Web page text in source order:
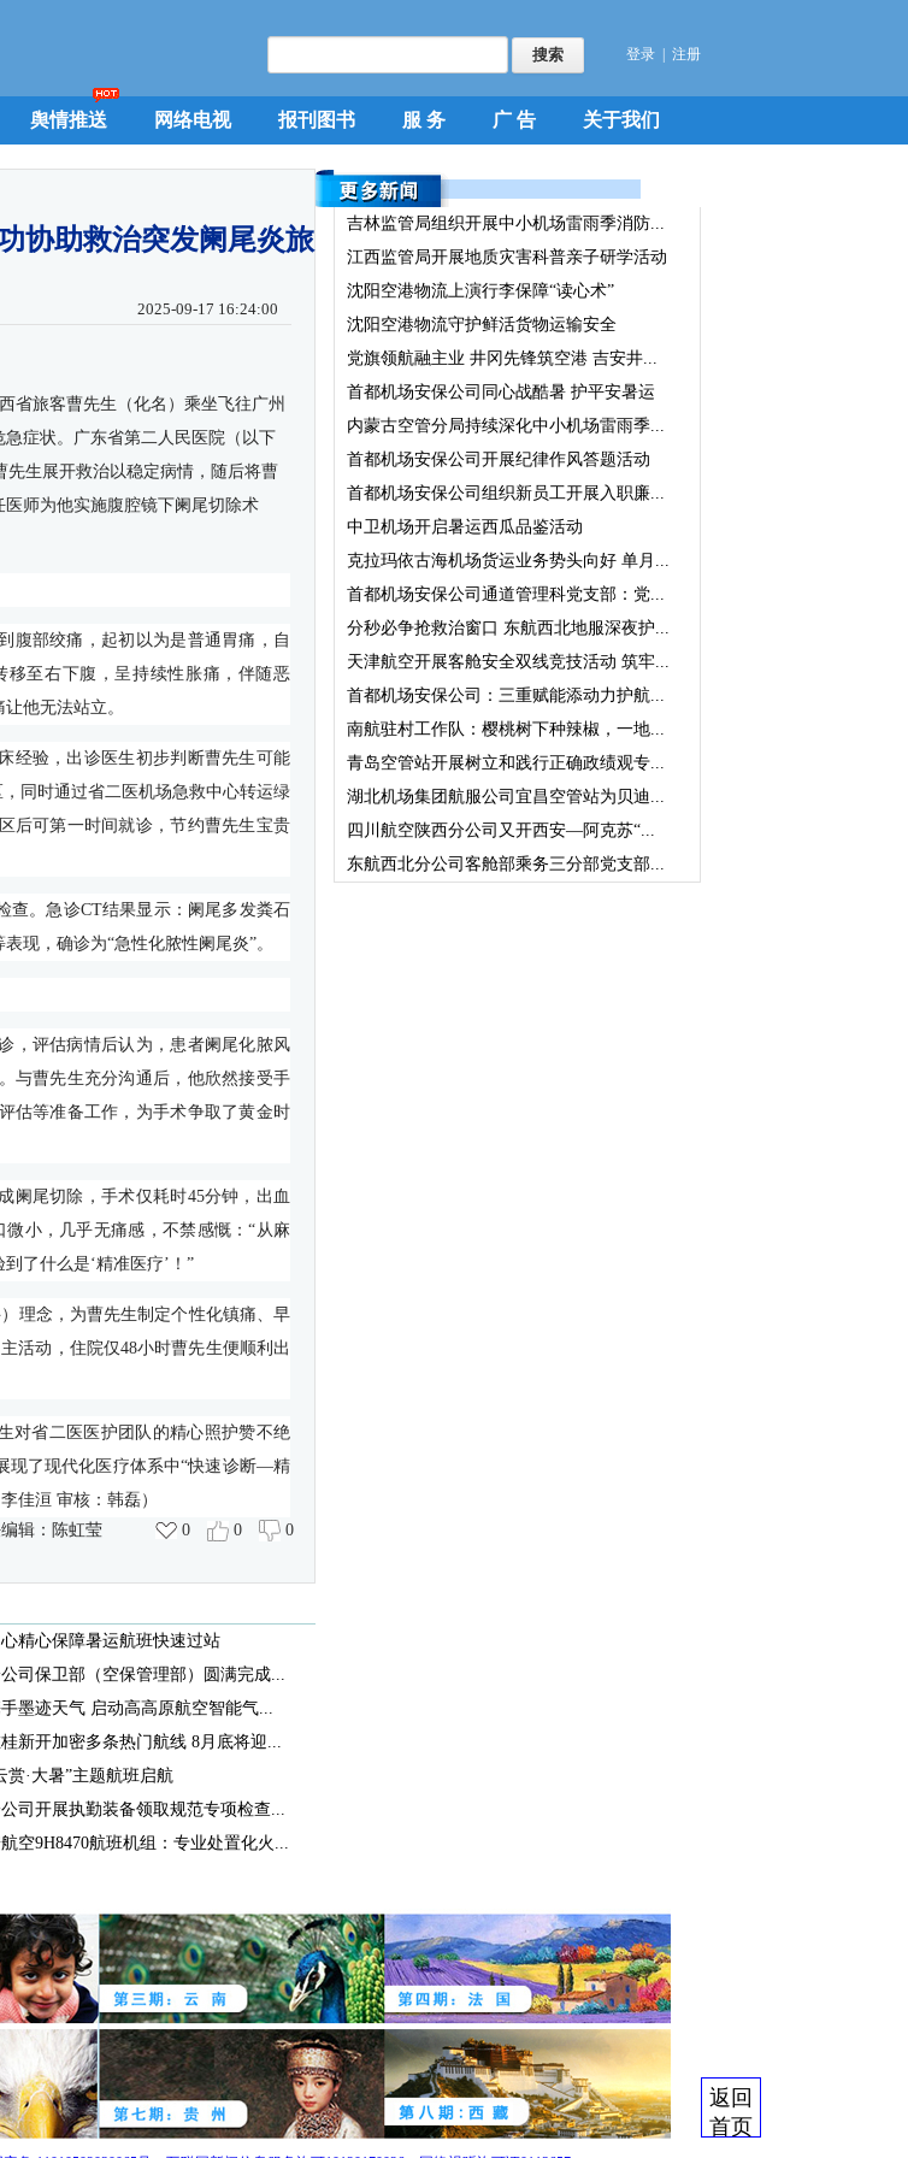
登录 注册
舆情推送 网络电视 报刊图书 服 务 广 告 关于我们
协助救治突发阑尾炎旅
2025-09-17 16:24:00
省旅客曹先生（化名）乘坐飞往广州
症状。广东省第二人民医院（以下
先生展开救治以稳定病情，随后将曹
师为他实施腹腔镜下阑尾切除术
腹部绞痛，起初以为是普通胃痛，自
至右下腹，呈持续性胀痛，伴随恶
他无法站立。
经验，出诊医生初步判断曹先生可能
同时通过省二医机场急救中心转运绿
后可第一时间就诊，节约曹先生宝贵
查。急诊CT结果显示：阑尾多发粪石
现，确诊为“急性化脓性阑尾炎”。
，评估病情后认为，患者阑尾化脓风
与曹先生充分沟通后，他欣然接受手
估等准备工作，为手术争取了黄金时
阑尾切除，手术仅耗时45分钟，出血
小，几乎无痛感，不禁感慨：“从麻
了什么是‘精准医疗’！”
）理念，为曹先生制定个性化镇痛、早
活动，住院仅48小时曹先生便顺利出
对省二医医护团队的精心照护赞不绝
现了现代化医疗体系中“快速诊断—精
佳洹 审核：韩磊）
辑： 陈虹莹 0 0 0
精心保障暑运航班快速过站
司保卫部（空保管理部）圆满完成...
墨迹天气 启动高高原航空智能气...
新开加密多条热门航线 8月底将迎...
赏·大暑”主题航班启航
司开展执勤装备领取规范专项检查...
空9H8470航班机组：专业处置化火...
吉林监管局组织开展中小机场雷雨季消防...
江西监管局开展地质灾害科普亲子研学活动
沈阳空港物流上演行李保障“读心术”
沈阳空港物流守护鲜活货物运输安全
党旗领航融主业 井冈先锋筑空港 吉安井...
首都机场安保公司同心战酷暑 护平安暑运
内蒙古空管分局持续深化中小机场雷雨季...
首都机场安保公司开展纪律作风答题活动
首都机场安保公司组织新员工开展入职廉...
中卫机场开启暑运西瓜品鉴活动
克拉玛依古海机场货运业务势头向好 单月...
首都机场安保公司通道管理科党支部：党...
分秒必争抢救治窗口 东航西北地服深夜护...
天津航空开展客舱安全双线竞技活动 筑牢...
首都机场安保公司：三重赋能添动力护航...
南航驻村工作队：樱桃树下种辣椒，一地...
青岛空管站开展树立和践行正确政绩观专...
湖北机场集团航服公司宜昌空管站为贝迪...
四川航空陕西分公司又开西安—阿克苏“...
东航西北分公司客舱部乘务三分部党支部...
返回
首页